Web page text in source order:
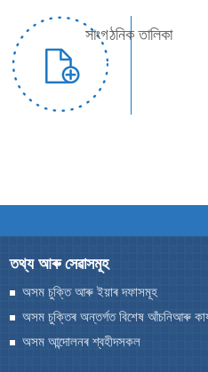
together to help you locate
নথি-পত্ৰসমূহ
আইন
A document repository
documents of the
সাংগঠনিক তালিকা
তথ্য আৰু সেৱাসমূহ
অসম চুক্তি আৰু ইয়াৰ দফাসমূহ
অসম চুক্তিৰ অন্তৰ্গত বিশেষ আঁচনিআৰু
অসম আন্দোলনৰ শ্বহীদসকল